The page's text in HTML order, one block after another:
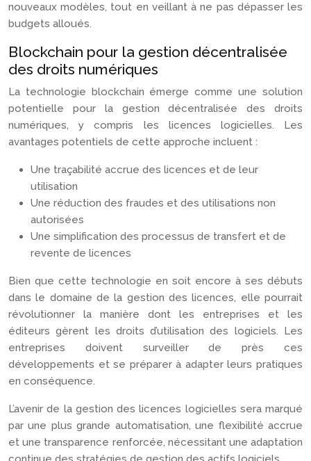
nouveaux modèles, tout en veillant à ne pas dépasser les
budgets alloués.
Blockchain pour la gestion décentralisée
des droits numériques
La technologie blockchain émerge comme une solution
potentielle pour la gestion décentralisée des droits
numériques, y compris les licences logicielles. Les
avantages potentiels de cette approche incluent :
Une traçabilité accrue des licences et de leur
utilisation
Une réduction des fraudes et des utilisations non
autorisées
Une simplification des processus de transfert et de
revente de licences
Bien que cette technologie en soit encore à ses débuts
dans le domaine de la gestion des licences, elle pourrait
révolutionner la manière dont les entreprises et les
éditeurs gèrent les droits d’utilisation des logiciels. Les
entreprises doivent surveiller de près ces
développements et se préparer à adapter leurs pratiques
en conséquence.
L’avenir de la gestion des licences logicielles sera marqué
par une plus grande automatisation, une flexibilité accrue
et une transparence renforcée, nécessitant une adaptation